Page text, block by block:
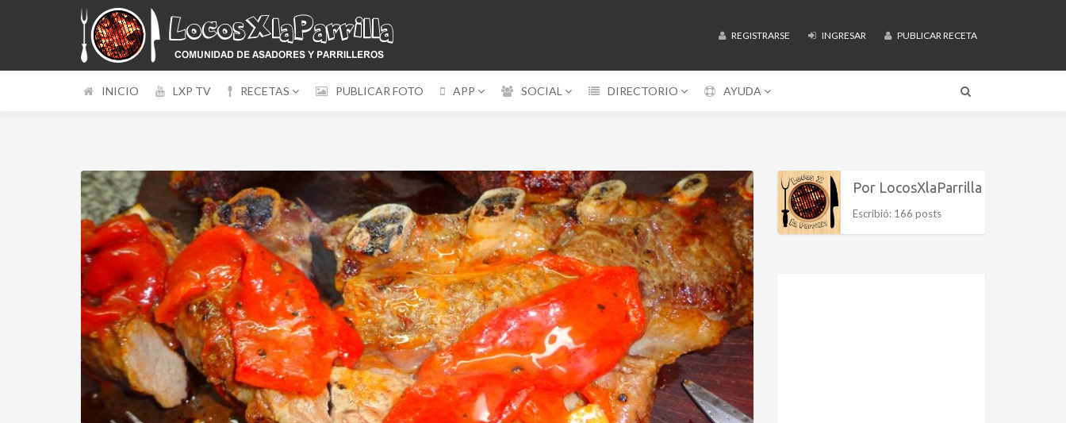
REGISTRARSE INGRESAR PUBLICAR RECETA
INICIO LXP TV RECETAS PUBLICAR FOTO APP SOCIAL DIRECTORIO AYUDA
Por LocosXlaParrilla
Escribió: 166 posts